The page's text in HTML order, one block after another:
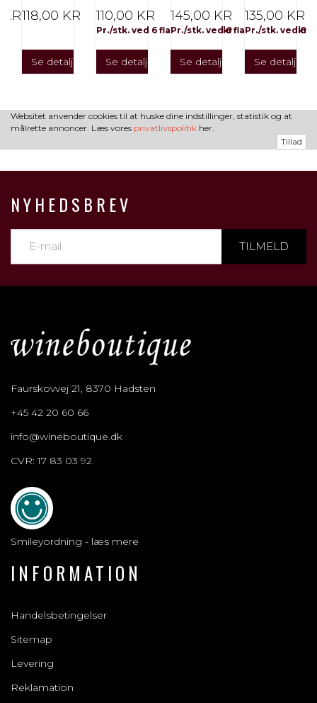
118,00 KR
Se detaljer
110,00 KR
Pr./stk. ved 6 flasker: 55,00 kr
Se detaljer
145,00 KR
Pr./stk. ved 6 flasker: 95,00 kr
Se detaljer
135,00 KR
Pr./stk. ved 6
Se detaljer
Websitet anvender cookies til at huske dine indstillinger, statistik og at
målrette annoncer. Læs vores privatlivspolitik her.
Tillad
NYHEDSBREV
TILMELD
Faurskovvej 21, 8370 Hadsten
+45 42 20 60 66
info@wineboutique.dk
CVR: 17 83 03 92
Smileyordning - læs mere
INFORMATION
Handelsbetingelser
Sitemap
Levering
Reklamation